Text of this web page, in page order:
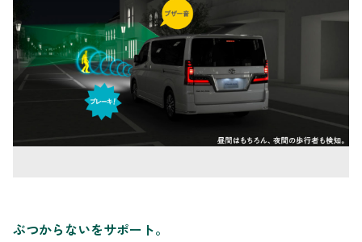
ぶつからないをサポート。